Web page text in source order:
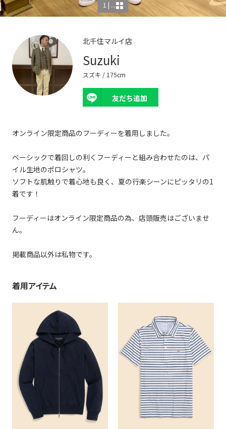
1 | ...
北千住マルイ店
Suzuki
スズキ / 175cm
友だち追加
オンライン限定商品のフーディーを着用しました。
ベーシックで着回しの利くフーディーと組み合わせたのは、パ
イル生地のポロシャツ。
ソフトな肌触りで着心地も良く、夏の行楽シーンにピッタリの1
着です！
フーディーはオンライン限定商品の為、店頭販売はございませ
ん。
掲載商品以外は私物です。
着用アイテム